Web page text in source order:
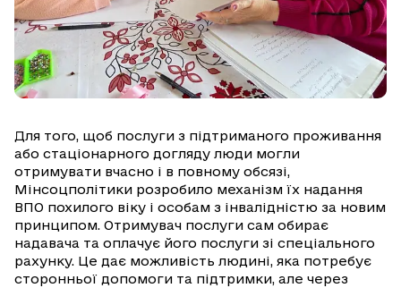
Для того, щоб послуги з підтриманого проживання
або стаціонарного догляду люди могли
отримувати вчасно і в повному обсязі,
Мінсоцполітики розробило механізм їх надання
ВПО похилого віку і особам з інвалідністю за новим
принципом. Отримувач послуги сам обирає
надавача та оплачує його послуги зі спеціального
рахунку. Це дає можливість людині, яка потребує
сторонньої допомоги та підтримки, але через